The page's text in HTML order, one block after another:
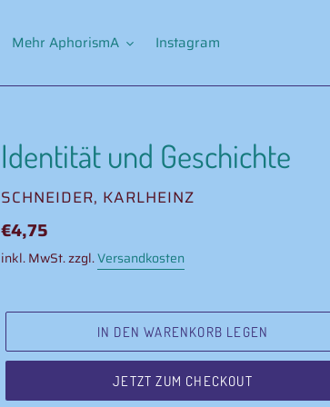
Mehr AphorismA Instagram
Identität und Geschichte
VERKÄUFER
SCHNEIDER, KARLHEINZ
Normaler
Preis
€4,75
inkl. MwSt. zzgl.Versandkosten
IN DEN WARENKORB LEGEN
JETZT ZUM CHECKOUT